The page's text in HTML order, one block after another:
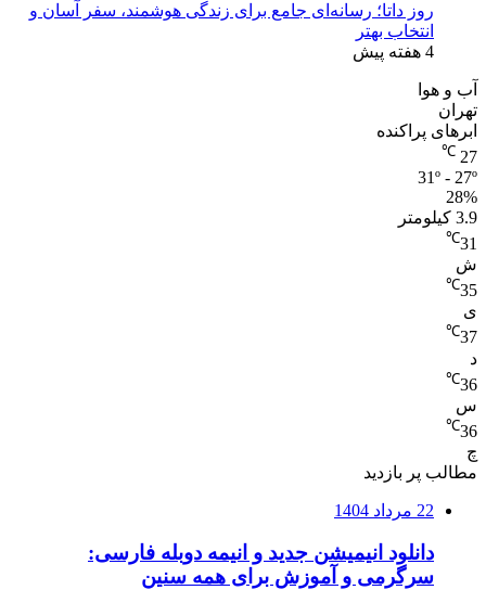
روز داتا؛ رسانه‌ای جامع برای زندگی هوشمند، سفر آسان و
انتخاب بهتر
4 هفته پیش
آب و هوا
تهران
ابرهای پراکنده
27
℃
31º - 27º
28%
3.9 کیلومتر
31
℃
ش
35
℃
ی
37
℃
د
36
℃
س
36
℃
چ
مطالب پر بازدید
22 مرداد 1404
دانلود انیمیشن جدید و انیمه دوبله فارسی:
سرگرمی و آموزش برای همه سنین